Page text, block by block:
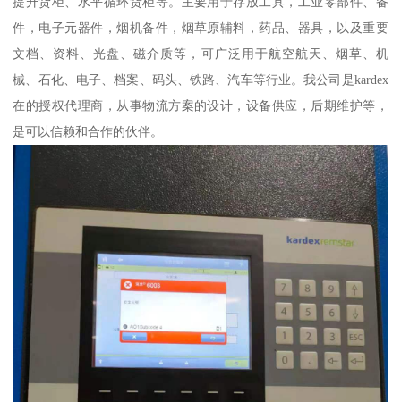
件，电子元器件，烟机备件，烟草原辅料，药品、器具，以及重要
文档、资料、光盘、磁介质等，可广泛用于航空航天、烟草、机
械、石化、电子、档案、码头、铁路、汽车等行业。我公司是kardex
在的授权代理商，从事物流方案的设计，设备供应，后期维护等，
是可以信赖和合作的伙伴。